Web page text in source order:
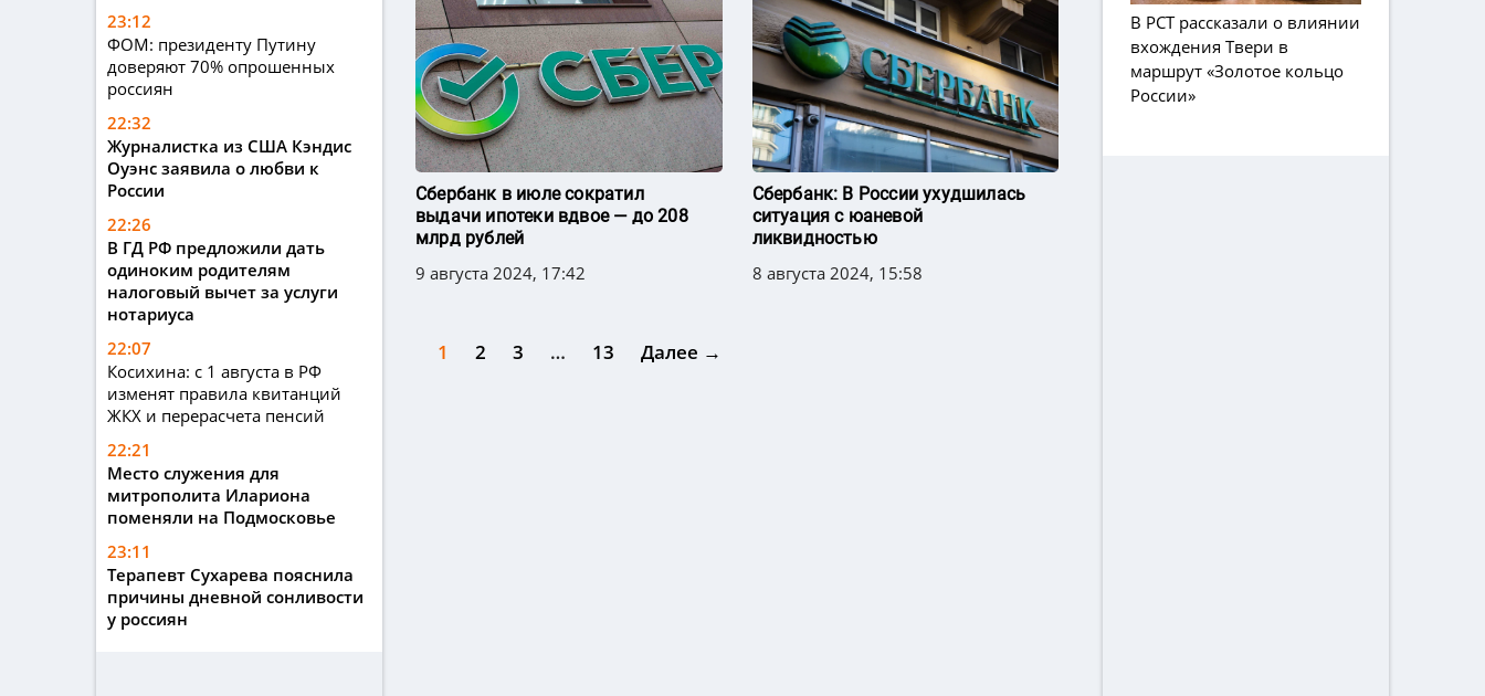
23:12
ФОМ: президенту Путину
доверяют 70% опрошенных
россиян
22:32
Журналистка из США Кэндис
Оуэнс заявила о любви к
России
22:26
В ГД РФ предложили дать
одиноким родителям
налоговый вычет за услуги
нотариуса
22:07
Косихина: с 1 августа в РФ
изменят правила квитанций
ЖКХ и перерасчета пенсий
22:21
Место служения для
митрополита Илариона
поменяли на Подмосковье
23:11
Терапевт Сухарева пояснила
причины дневной сонливости
у россиян
Сбербанк в июле сократил
выдачи ипотеки вдвое — до 208
млрд рублей
9 августа 2024, 17:42
Сбербанк: В России ухудшилась
ситуация с юаневой
ликвидностью
8 августа 2024, 15:58
1 2 3 … 13 Далее →
В РСТ рассказали о влиянии
вхождения Твери в
маршрут «Золотое кольцо
России»